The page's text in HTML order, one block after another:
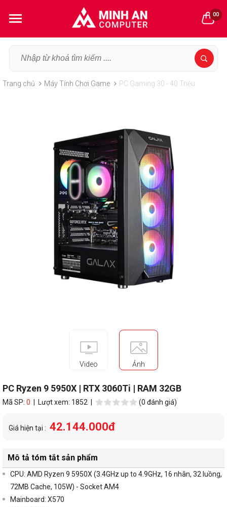
00
Trang chủ Máy Tính Chơi Game PC Gaming 30 - 40 Triệu
Video Ảnh
PC Ryzen 9 5950X | RTX 3060Ti | RAM 32GB
Mã SP: 0 | Lượt xem: 1852 | (0 đánh giá)
Giá hiện tại : 42.144.000đ
Mô tả tóm tắt sản phẩm
CPU: AMD Ryzen 9 5950X (3.4GHz up to 4.9GHz, 16 nhân, 32 luồng,
72MB Cache, 105W) - Socket AM4
Mainboard: X570